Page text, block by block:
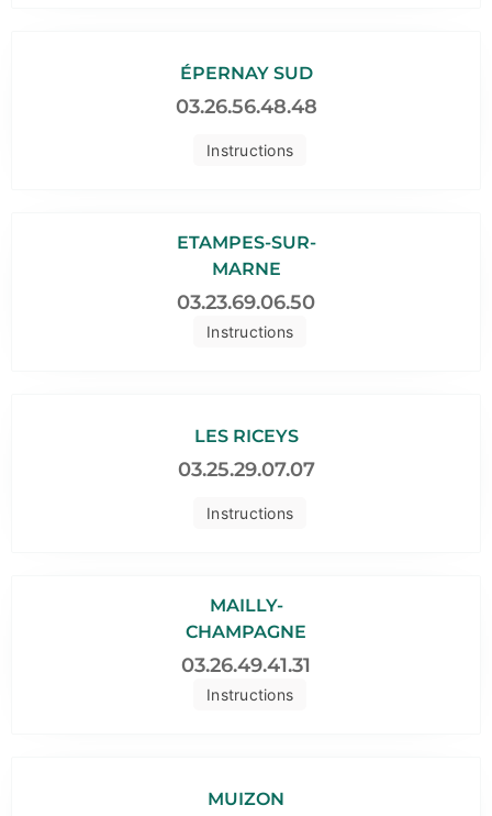
Instructions
ÉPERNAY SUD
03.26.56.48.48
Instructions
ETAMPES-SUR-
MARNE
03.23.69.06.50
Instructions
LES RICEYS
03.25.29.07.07
Instructions
MAILLY-
CHAMPAGNE
03.26.49.41.31
MUIZON